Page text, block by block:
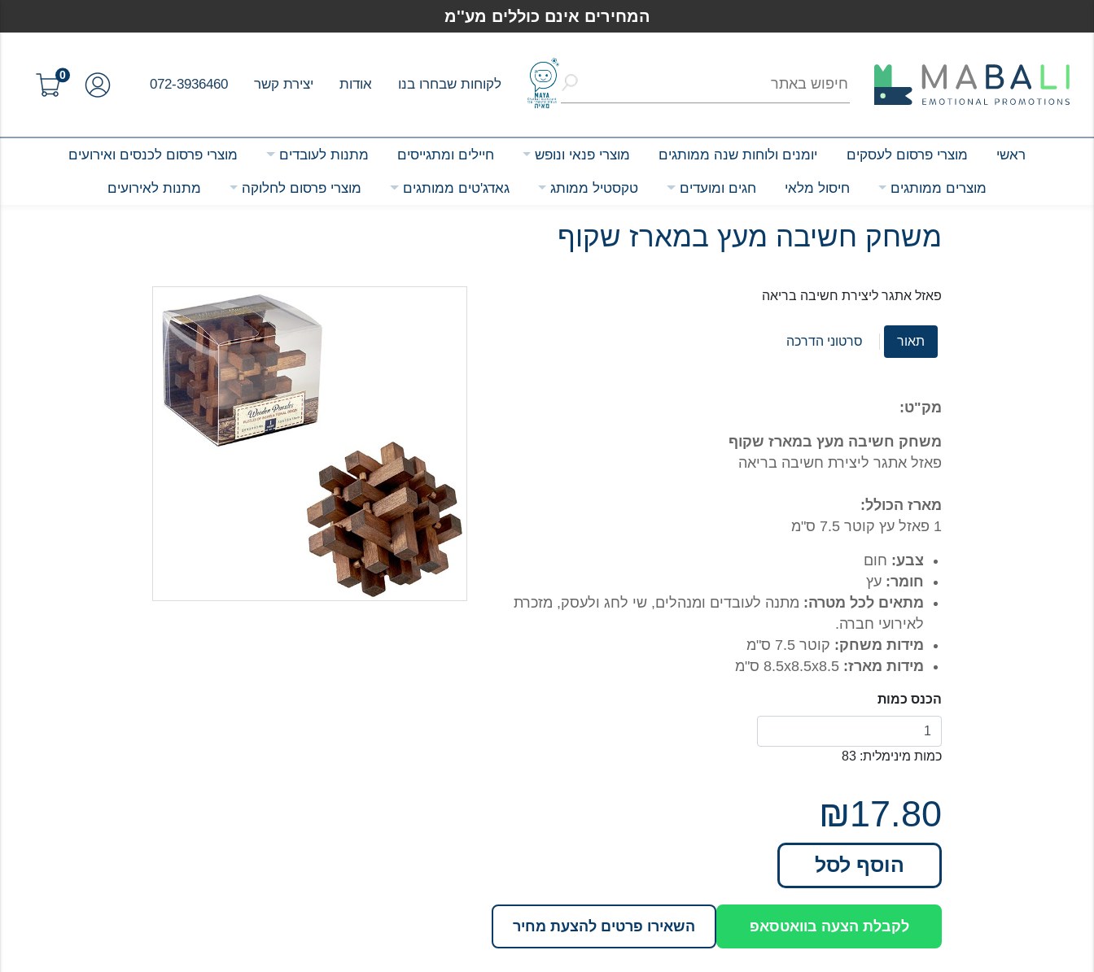
המחירים אינם כוללים מע''מ
לקוחות שבחרו בנו אודות יצירת קשר 072-3936460
0
ראשי מוצרי פרסום לעסקים יומנים ולוחות שנה ממותגים מוצרי פנאי ונופש חיילים ומתגייסים מתנות לעובדים מוצרי פרסום לכנסים ואירועים
מוצרים ממותגים חיסול מלאי חגים ומועדים טקסטיל ממותג גאדג'טים ממותגים מוצרי פרסום לחלוקה מתנות לאירועים
משחק חשיבה מעץ במארז שקוף
פאזל אתגר ליצירת חשיבה בריאה
תאור סרטוני הדרכה
מק"ט:
משחק חשיבה מעץ במארז שקוף
פאזל אתגר ליצירת חשיבה בריאה
מארז הכולל:
1 פאזל עץ קוטר 7.5 ס"מ
צבע: חום
חומר: עץ
מתאים לכל מטרה: מתנה לעובדים ומנהלים, שי לחג ולעסק, מזכרת
לאירועי חברה.
מידות משחק: קוטר 7.5 ס"מ
מידות מארז: 8.5x8.5x8.5 ס"מ
הכנס כמות
כמות מינימלית: 83
₪17.80
הוסף לסל
לקבלת הצעה בוואטסאפ השאירו פרטים להצעת מחיר